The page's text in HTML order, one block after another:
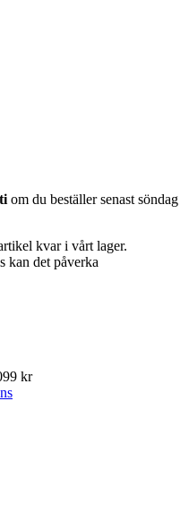
om du beställer senast söndag
kvar i vårt lager.
kan det påverka
kr